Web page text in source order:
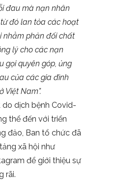
đau mà nạn nhân
đó lan tỏa các hoạt
nhằm phản đối chất
lý cho các nạn
gọi quyên góp, ủng
của các gia đình
Việt Nam”.
dịch bệnh Covid-
thể đến với triển
đảo, Ban tổ chức đã
xã hội như
để giới thiệu sự
rãi.